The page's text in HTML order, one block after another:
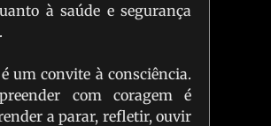
à saúde e segurança
um convite à consciência.
com coragem é
a parar, refletir, ouvir